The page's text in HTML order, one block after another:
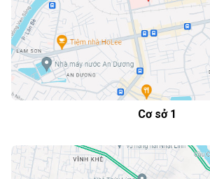
Cơ sở 1